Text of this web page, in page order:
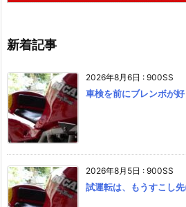
新着記事
2026年8月6日 : 900SS
車検を前にブレンボが好
2026年8月5日 : 900SS
試運転は、もうすこし先